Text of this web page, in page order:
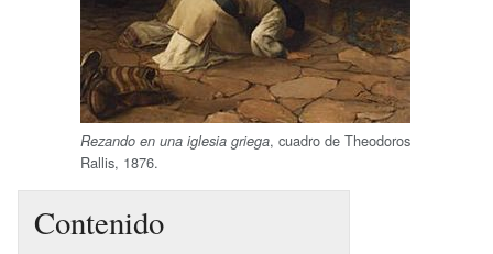
Rezando en una iglesia griega, cuadro de Theodoros
Rallis, 1876.
Contenido